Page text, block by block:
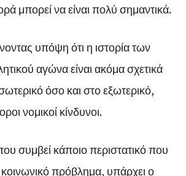
μπορεί να είναι πολύ σημαντικά.
υπόψη ότι η ιστορία των
αγώνα είναι ακόμα σχετικά
όσο και στο εξωτερικό,
νομικοί κίνδυνοι.
συμβεί κάποιο περιστατικό που
πρόβλημα, υπάρχει ο